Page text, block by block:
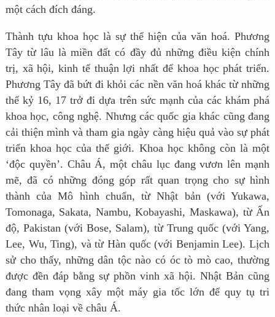
một cách đích đáng.
Thành tựu khoa học là sự thể hiện của văn hoá. Phương
Tây từ lâu là miền đất có đầy đủ những điều kiện chính
trị, xã hội, kinh tế thuận lợi nhất để khoa học phát triển.
Phương Tây đã bứt đi khỏi các nền văn hoá khác từ những
thế kỷ 16, 17 trở đi dựa trên sức mạnh của các khám phá
khoa học, công nghệ. Nhưng các quốc gia khác cũng đang
cải thiện mình và tham gia ngày càng hiệu quả vào sự phát
triển khoa học của thế giới. Khoa học không còn là một
‘độc quyền’. Châu Á, một châu lục đang vươn lên mạnh
mẽ, đã có những đóng góp rất quan trọng cho sự hình
thành của Mô hình chuẩn, từ Nhật bản (với Yukawa,
Tomonaga, Sakata, Nambu, Kobayashi, Maskawa), từ Ấn
độ, Pakistan (với Bose, Salam), từ Trung quốc (với Yang,
Lee, Wu, Ting), và từ Hàn quốc (với Benjamin Lee). Lịch
sử cho thấy, những dân tộc nào có óc tò mò cao, thường
được đền đáp bằng sự phồn vinh xã hội. Nhật Bản cũng
đang tham vọng xây một máy gia tốc lớn để quy tụ tri
thức nhân loại về châu Á.